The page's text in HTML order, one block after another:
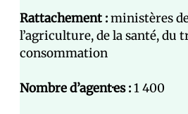
Rattachement :ministères
l’agriculture, de la santé, du
consommation
Nombre d’agent·es :1 400